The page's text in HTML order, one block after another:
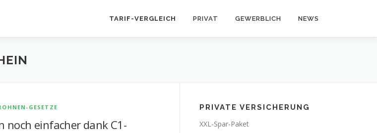
TARIF-VERGLEICH PRIVAT GEWERBLICH NEWS
GESETZE
noch einfacher dank C1-
PRIVATE VERSICHERUNG
XXL-Spar-Paket